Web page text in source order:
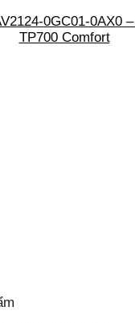
0GC01-0AX0 –
TP700 Comfort